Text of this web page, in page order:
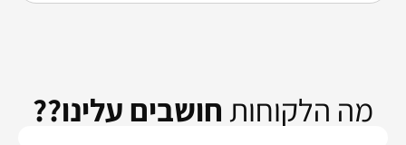
מה הלקוחות חושבים עלינו??